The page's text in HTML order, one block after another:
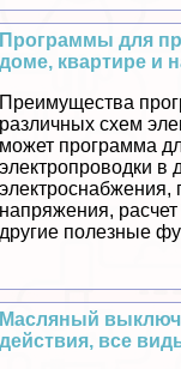
Программы для
доме, квартире и
Преимущества
различных схем
может программа
электропроводки в
электроснабжения,
напряжения,
другие полезные
Масляный
действия, все